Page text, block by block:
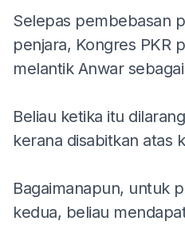
Selepas pembebasan
penjara, Kongres PKR
melantik Anwar
Beliau ketika itu
kerana disabitkan atas
Bagaimanapun, untuk
kedua, beliau